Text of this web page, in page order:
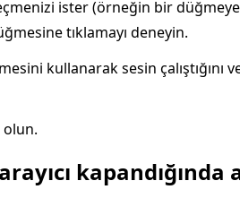
ister (örneğin bir
tıklamayı deneyin.
kullanarak sesin çalıştığını
olun.
kapandığında